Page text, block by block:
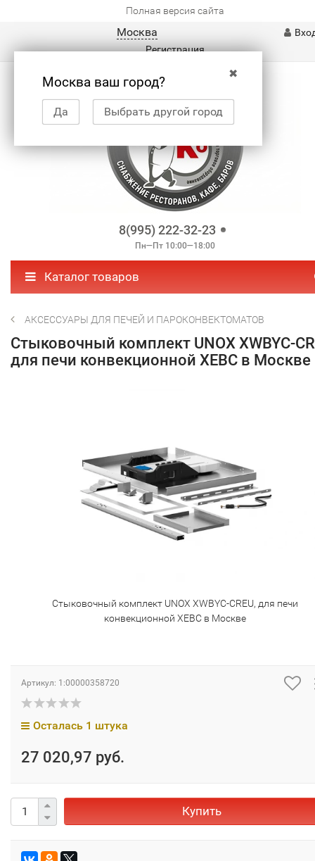
Полная версия сайта
Москва
✖
Москва ваш город?
Да Выбрать другой город
Регистрация
8(995) 222-32-23
Пн—Пт 10:00—18:00
Каталог товаров
АКСЕССУАРЫ ДЛЯ ПЕЧЕЙ И ПАРОКОНВЕКТОМАТОВ
Стыковочный комплект UNOX XWBYC-
для печи конвекционной XEBC в Москве
Стыковочный комплект UNOX XWBYC-CREU, для печи
конвекционной XEBC в Москве
Артикул: 1:00000358720
Осталась 1 штука
27 020,97 руб.
Купить